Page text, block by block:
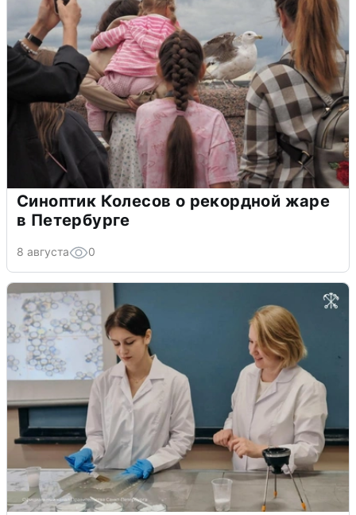
Синоптик Колесов о рекордной жаре
в Петербурге
8 августа 0